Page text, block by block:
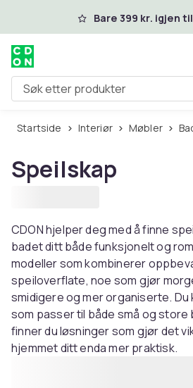
Hopp til hovedinnhold
Bare 399 kr. igjen
Søk etter produkter
Startside Interiør Møbler
Speilskap
CDON hjelper deg med å finne
badet ditt både funksjonelt og
modeller som kombinerer
speiloverflate, noe som gjør
smidigere og mer organiserte. Du
som passer til både små og store
finner du løsninger som gjør det
hjemmet ditt enda mer praktisk.